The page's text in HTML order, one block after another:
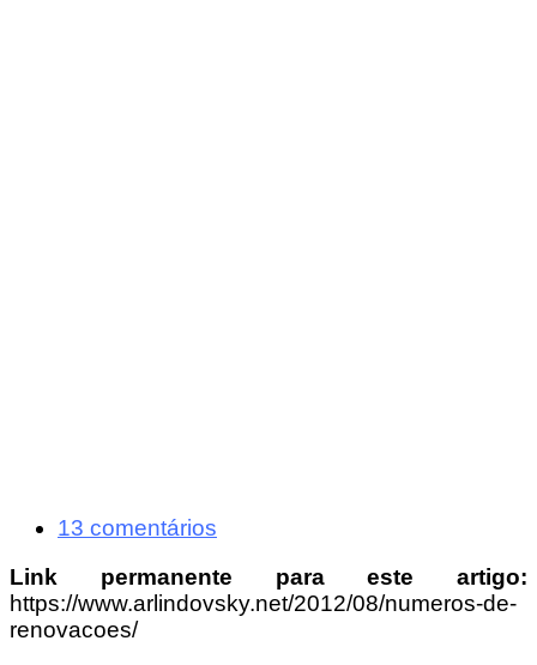
13 comentários
Link permanente para este artigo:
https://www.arlindovsky.net/2012/08/numeros-de-
renovacoes/